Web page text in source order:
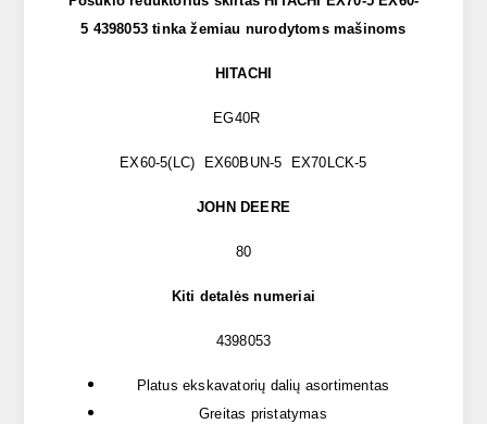
5 4398053 tinka žemiau nurodytoms mašinoms
HITACHI
EG40R
EX60-5(LC) EX60BUN-5 EX70LCK-5
JOHN DEERE
80
Kiti detalės numeriai
4398053
Platus ekskavatorių dalių asortimentas
Greitas pristatymas